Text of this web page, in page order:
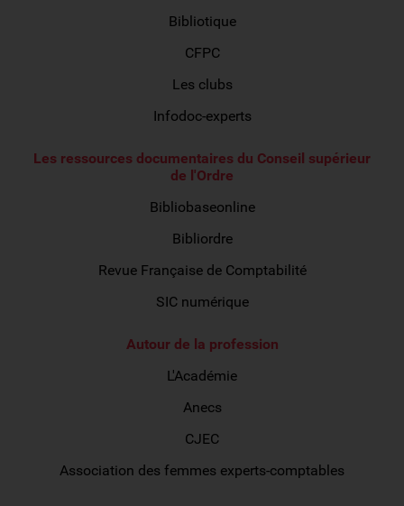
Bibliotique
CFPC
Les clubs
Infodoc-experts
Les ressources documentaires du Conseil supérieur
de l'Ordre
Bibliobaseonline
Bibliordre
Revue Française de Comptabilité
SIC numérique
Autour de la profession
L'Académie
Anecs
CJEC
Association des femmes experts-comptables